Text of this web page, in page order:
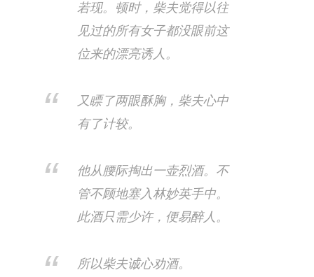
若现。​顿时，柴夫觉得以往
见过的所有女子都没眼前这
位来的漂亮诱人。
又瞟了两眼酥胸，柴夫心中
有了计较。​
他从腰际掏出一壶烈酒。不
管不顾地塞入林妙英手中。
此酒只需少许，便易醉人。
所以柴夫诚心劝酒。